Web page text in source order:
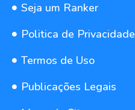
Seja um Ranker
Politica de Privacidade
Termos de Uso
Publicações Legais